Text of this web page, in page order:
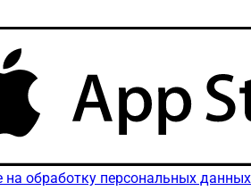
на обработку персональных данных